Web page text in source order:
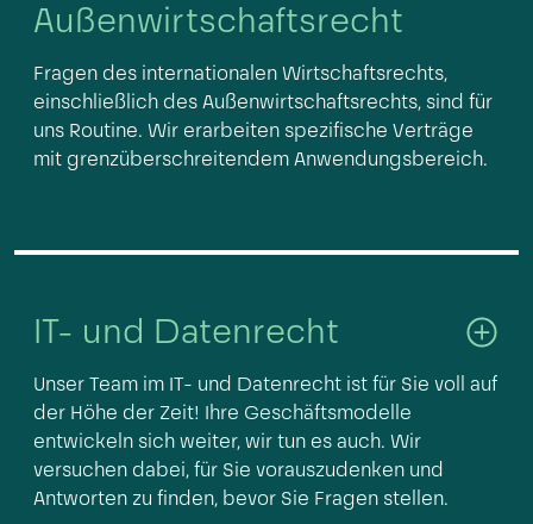
Außenwirtschaftsrecht
Fragen des internationalen Wirtschaftsrechts,
einschließlich des Außenwirtschaftsrechts, sind für
uns Routine. Wir erarbeiten spezifische Verträge
mit grenzüberschreitendem Anwendungsbereich.
IT- und Datenrecht
Unser Team im IT- und Datenrecht ist für Sie voll auf
der Höhe der Zeit! Ihre Geschäftsmodelle
entwickeln sich weiter, wir tun es auch. Wir
versuchen dabei, für Sie vorauszudenken und
Antworten zu finden, bevor Sie Fragen stellen.